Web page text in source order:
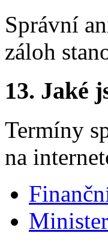
Správní
záloh
13. Jaké
Termíny
na